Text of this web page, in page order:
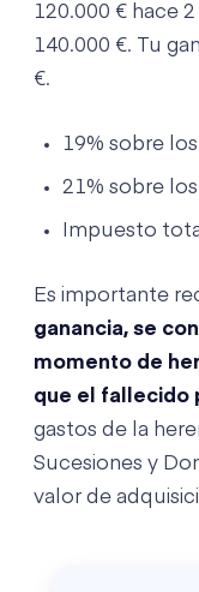
120.000 € hace
140.000 €. Tu
€.
19% sobre
21% sobre
Impuesto
Es importante
ganancia, se
momento de
que el fallecido
gastos de la
Sucesiones y
valor de